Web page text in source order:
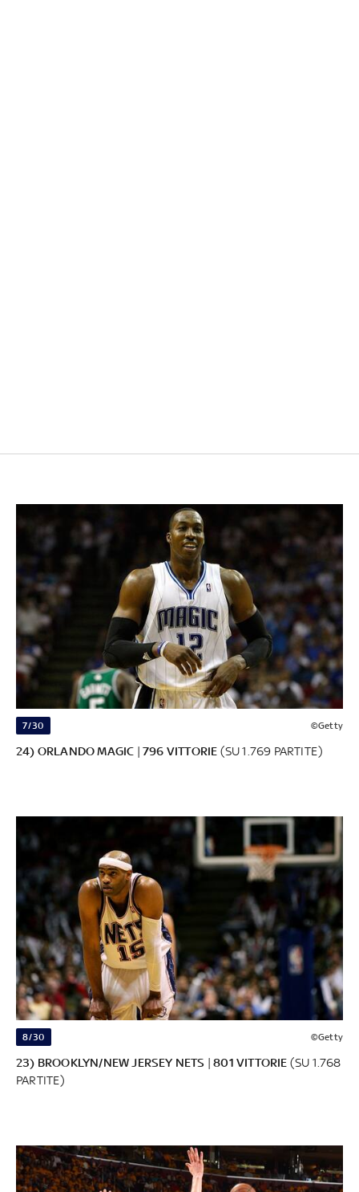
7/30 ©Getty
24) ORLANDO MAGIC | 796 VITTORIE (SU 1.769 PARTITE)
8/30 ©Getty
23) BROOKLYN/NEW JERSEY NETS 801 VITTORIE (SU 1.768
PARTITE)